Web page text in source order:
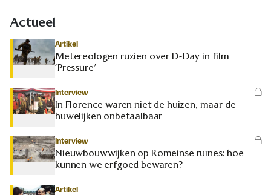
Actueel
Artikel
Metereologen ruziën over D-Day in film
‘Pressure’
Interview
In Florence waren niet de huizen, maar de
huwelijken onbetaalbaar
Interview
Nieuwbouwwijken op Romeinse ruïnes: hoe
kunnen we erfgoed bewaren?
Artikel